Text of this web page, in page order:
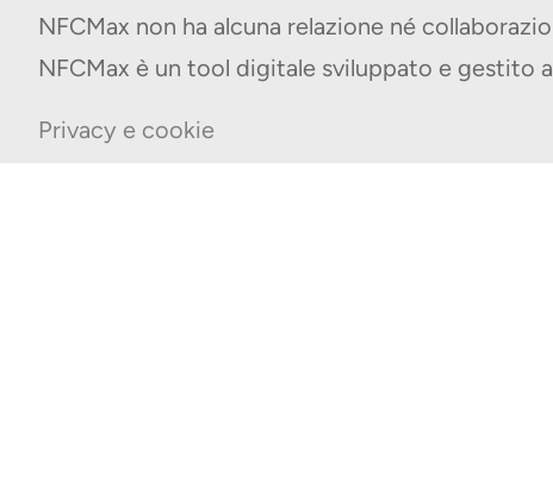
NFCMax non ha alcuna relazione né
NFCMax è un tool digitale sviluppato e gestito
Privacy e cookie